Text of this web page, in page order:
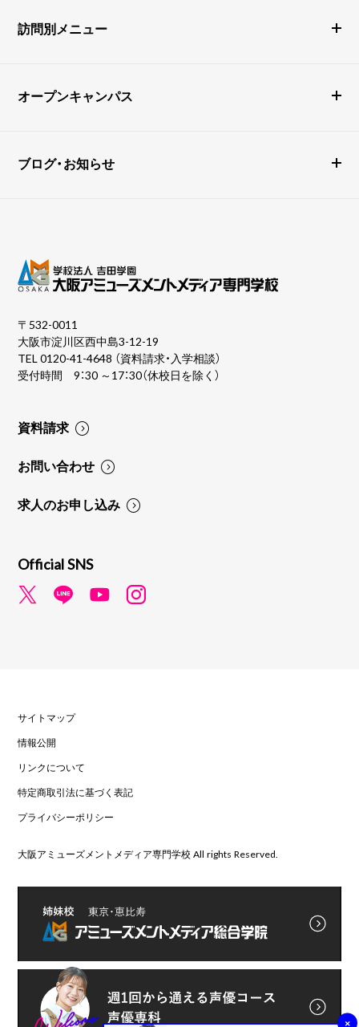
×
訪問別メニュー
オープンキャンパス
ブログ・お知らせ
〒532-0011
大阪市淀川区西中島3-12-19
TEL0120-41-4648 （資料請求・入学相談）
受付時間 9：30 ～17：30（休校日を除く）
資料請求
お問い合わせ
求人のお申し込み
Official SNS
サイトマップ
情報公開
リンクについて
特定商取引法に基づく表記
プライバシーポリシー
大阪アミューズメントメディア専門学校 All rights Reserved.